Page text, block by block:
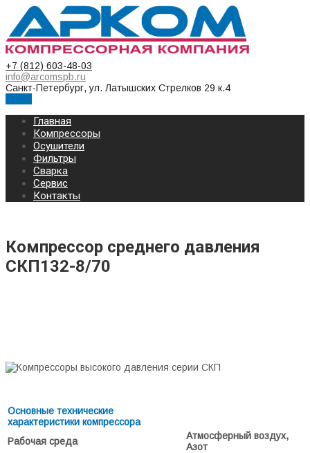
+7 (812) 603-48-03
info@arcomspb.ru
Санкт-Петербург, ул. Латышских Стрелков 29 к.4
Главная
Компрессоры
Осушители
Фильтры
Сварка
Сервис
Контакты
Компрессор среднего давления
СКП132-8/70
Основные технические
характеристики компрессора
Рабочая среда
Атмосферный воздух,
Азот